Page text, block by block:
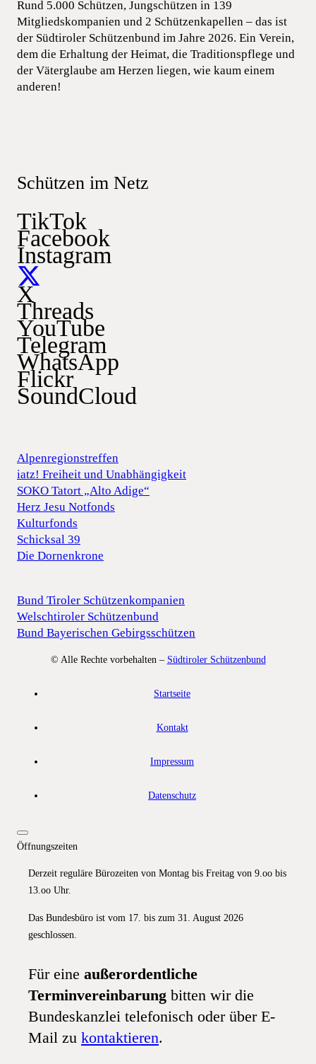
Rund 5.000 Schützen, Jungschützen in 139
Mitgliedskompanien und 2 Schützenkapellen – das ist
der Südtiroler Schützenbund im Jahre 2026. Ein Verein,
dem die Erhaltung der Heimat, die Traditionspflege und
der Väterglaube am Herzen liegen, wie kaum einem
anderen!
Schützen im Netz
TikTok
Facebook
Instagram
X
Threads
YouTube
Telegram
WhatsApp
Flickr
SoundCloud
Alpenregionstreffen
iatz! Freiheit und Unabhängigkeit
SOKO Tatort „Alto Adige“
Herz Jesu Notfonds
Kulturfonds
Schicksal 39
Die Dornenkrone
Bund Tiroler Schützenkompanien
Welschtiroler Schützenbund
Bund Bayerischen Gebirgsschützen
© Alle Rechte vorbehalten – Südtiroler Schützenbund
Startseite
Kontakt
Impressum
Datenschutz
Öffnungszeiten
Derzeit reguläre Bürozeiten von Montag bis Freitag von 9.oo bis
13.oo Uhr.
Das Bundesbüro ist vom 17. bis zum 31. August 2026
geschlossen.
Für eine außerordentliche
Terminvereinbarung bitten wir die
Bundeskanzlei telefonisch oder über E-
Mail zu kontaktieren.